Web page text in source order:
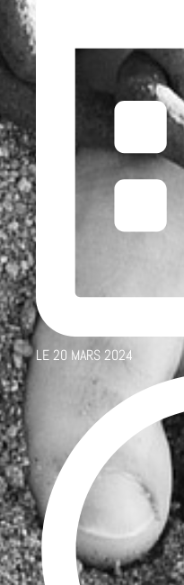
LE20 MARS 2024